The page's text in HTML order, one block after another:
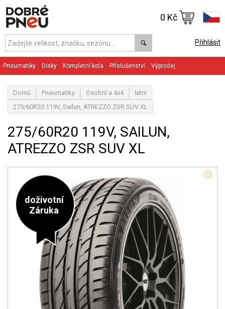
Přihlásit
0 Kč
Pneumatiky Disky Kompletní kola Příslušenství Výprodej
Domů Pneumatiky Osobní a 4x4
letní
275/60R20 119V, Sailun, ATREZZO ZSR SUV XL
275/60R20 119V, SAILUN,
ATREZZO ZSR SUV XL
doživotní
Záruka